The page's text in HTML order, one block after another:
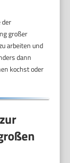
der
großer
arbeiten und
dann
kochst oder